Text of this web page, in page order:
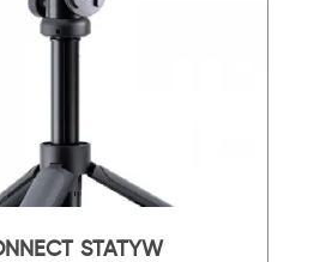
STATYW